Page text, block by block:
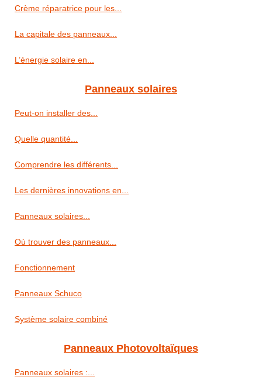
Crème réparatrice pour les...
La capitale des panneaux...
L’énergie solaire en...
Panneaux solaires
Peut-on installer des...
Quelle quantité...
Comprendre les différents...
Les dernières innovations en...
Panneaux solaires...
Où trouver des panneaux...
Fonctionnement
Panneaux Schuco
Système solaire combiné
Panneaux Photovoltaïques
Panneaux solaires :...